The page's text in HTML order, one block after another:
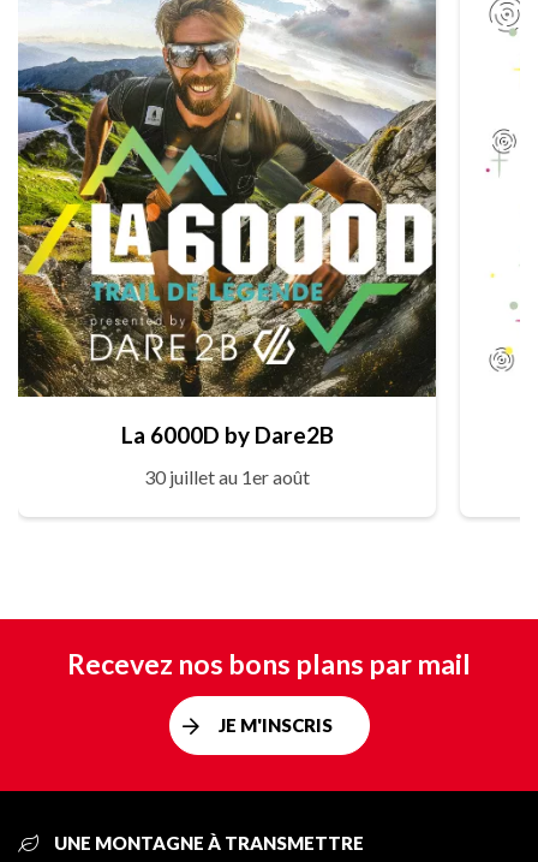
La 6000D by Dare2B
30 juillet au 1er août
Recevez nos bons plans par mail
JE M'INSCRIS
UNE MONTAGNE À TRANSMETTRE